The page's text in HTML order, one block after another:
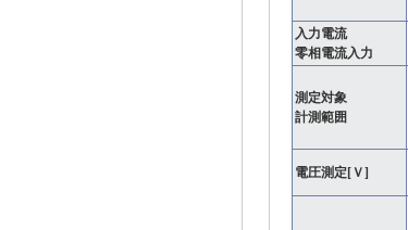
入力電流
零相電流入力
測定対象
計測範囲
電圧測定[Ｖ]